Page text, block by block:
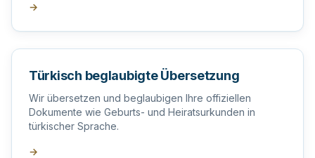
→
Türkisch beglaubigte Übersetzung
Wir übersetzen und beglaubigen Ihre offiziellen
Dokumente wie Geburts- und Heiratsurkunden in
türkischer Sprache.
→